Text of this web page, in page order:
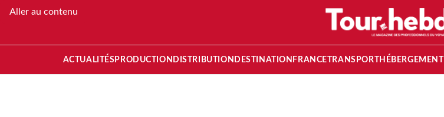
Aller au contenu
ACTUALITÉS PRODUCTION DISTRIBUTION DESTINATION FRANCETRANSPORT HÉBERGEMENT